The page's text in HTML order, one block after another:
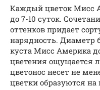
Каждый цветок Мисс
до 7-10 суток.
оттенков придает
нарядность. Диаметр
куста Мисс Америка
цветения ощущается
цветонос несет не
цветки образуются на